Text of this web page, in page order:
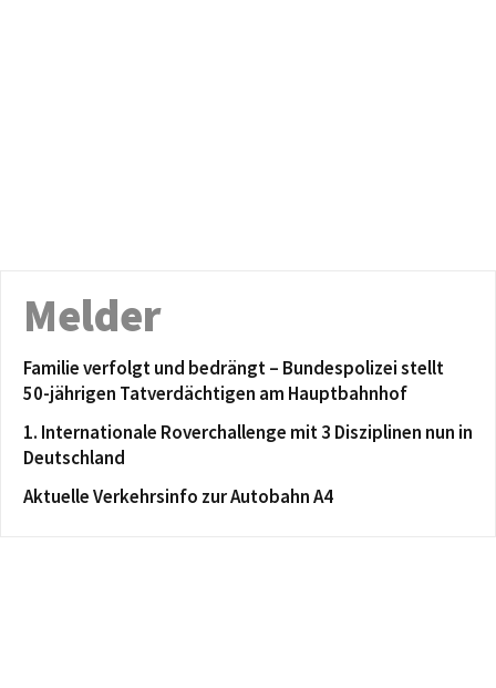
Melder
Familie verfolgt und bedrängt – Bundespolizei stellt
50-jährigen Tatverdächtigen am Hauptbahnhof
1. Internationale Roverchallenge mit 3 Disziplinen nun in
Deutschland
Aktuelle Verkehrsinfo zur Autobahn A4